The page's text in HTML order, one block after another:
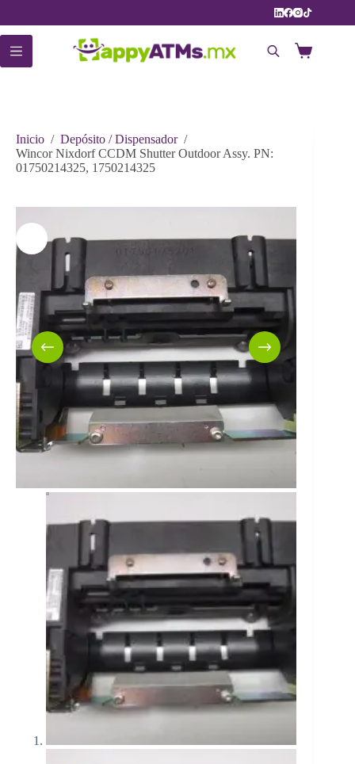
contenido
Carro
Inicio / Depósito / Dispensador /
Wincor Nixdorf CCDM Shutter Outdoor Assy. PN:
01750214325, 1750214325